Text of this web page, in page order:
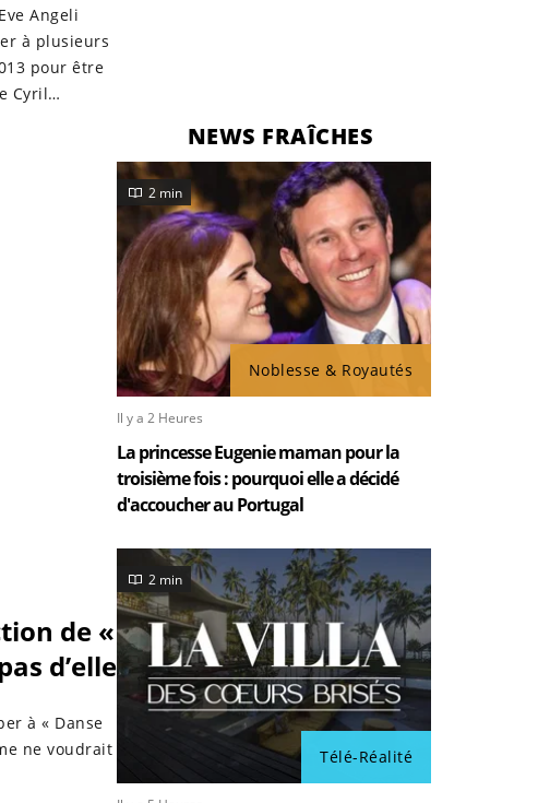
Angeli
à plusieurs
pour être
Cyril
de «
d’elle
à « Danse
ne voudrait
NEWS FRAÎCHES
Noblesse & Royautés
2 min
Il y a 2 Heures
La princesse Eugenie maman pour la
troisième fois : pourquoi elle a décidé
d'accoucher au Portugal
Télé-Réalité
2 min